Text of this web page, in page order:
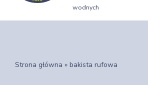
wodnych
Strona główna » bakista rufowa